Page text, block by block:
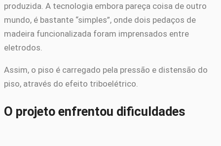
produzida. A tecnologia embora pareça coisa de outro
mundo, é bastante “simples”, onde dois pedaços de
madeira funcionalizada foram imprensados entre
eletrodos.
Assim, o piso é carregado pela pressão e distensão do
piso, através do efeito triboelétrico.
O projeto enfrentou dificuldades